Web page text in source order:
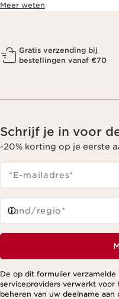
Meer weten
Gratis verzending bij
bestellingen vanaf €70
Schrijf je in voor
-20% korting op je eerste
*E-mailadres*
Land/regio*
De op dit formulier
serviceproviders verwerkt
beheren van uw deelname